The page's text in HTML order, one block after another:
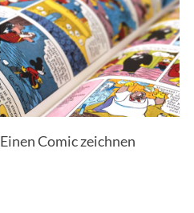
Einen Comic zeichnen